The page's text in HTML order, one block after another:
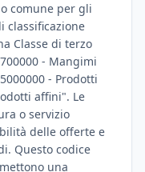
comune per gli
classificazione
Classe di terzo
- Mangimi
- Prodotti
affini". Le
o servizio
delle offerte e
Questo codice
una